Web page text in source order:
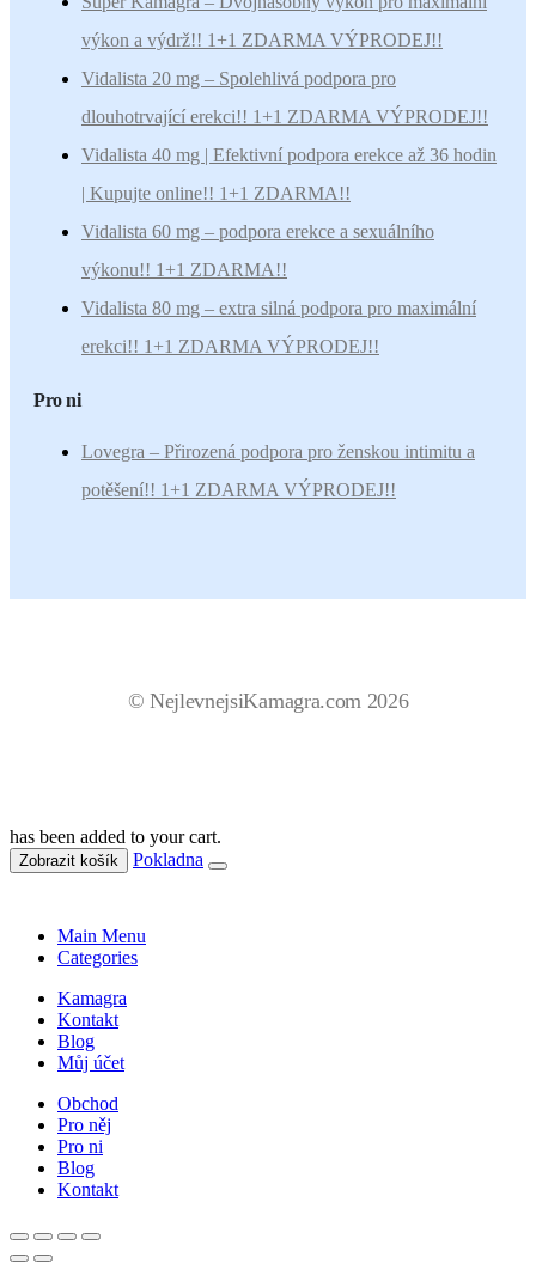
výkon a výdrž!! 1+1 ZDARMA VÝPRODEJ!!
Vidalista 20 mg – Spolehlivá podpora pro
dlouhotrvající erekci!! 1+1 ZDARMA VÝPRODEJ!!
Vidalista 40 mg | Efektivní podpora erekce až 36 hodin
| Kupujte online!! 1+1 ZDARMA!!
Vidalista 60 mg – podpora erekce a sexuálního
výkonu!! 1+1 ZDARMA!!
Vidalista 80 mg – extra silná podpora pro maximální
erekci!! 1+1 ZDARMA VÝPRODEJ!!
Pro ni
Lovegra – Přirozená podpora pro ženskou intimitu a
potěšení!! 1+1 ZDARMA VÝPRODEJ!!
© NejlevnejsiKamagra.com 2026
has been added to your cart.
Zobrazit košík Pokladna
Main Menu
Categories
Kamagra
Kontakt
Blog
Můj účet
Obchod
Pro něj
Pro ni
Blog
Kontakt